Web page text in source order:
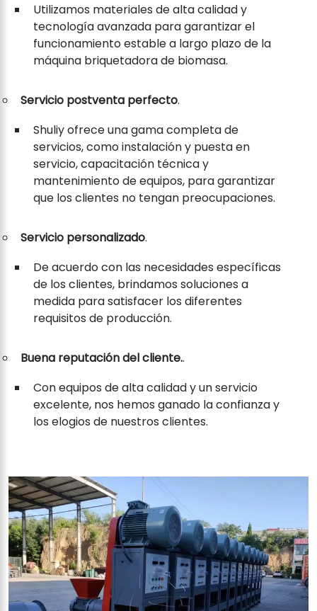
Utilizamos materiales de alta calidad y
tecnología avanzada para garantizar el
funcionamiento estable a largo plazo de la
máquina briquetadora de biomasa.
Servicio postventa perfecto.
Shuliy ofrece una gama completa de
servicios, como instalación y puesta en
servicio, capacitación técnica y
mantenimiento de equipos, para garantizar
que los clientes no tengan preocupaciones.
Servicio personalizado.
De acuerdo con las necesidades específicas
de los clientes, brindamos soluciones a
medida para satisfacer los diferentes
requisitos de producción.
Buena reputación del cliente..
Con equipos de alta calidad y un servicio
excelente, nos hemos ganado la confianza y
los elogios de nuestros clientes.